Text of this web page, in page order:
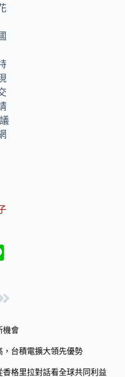
機會
台積電擴大領先優勢
格里拉對話看全球共同利益